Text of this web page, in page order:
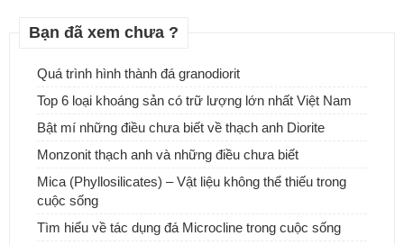
Bạn đã xem chưa ?
Quá trình hình thành đá granodiorit
Top 6 loại khoáng sản có trữ lượng lớn nhất Việt Nam
Bật mí những điều chưa biết về thạch anh Diorite
Monzonit thạch anh và những điều chưa biết
Mica (Phyllosilicates) – Vật liệu không thể thiếu trong
cuộc sống
Tìm hiểu về tác dụng đá Microcline trong cuộc sống
Đá tự nhiên ốp tường - Sự lựa chọn tuyệt vời cho ngôi nhà của